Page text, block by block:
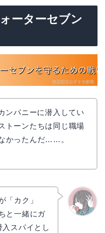
ーターセブン
ンパニーに潜入してい
トーンたちは同じ職場
かったんだ……。
「カク」
と一緒にガ
スパイとし